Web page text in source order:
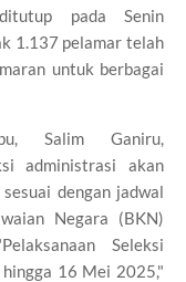
pada Senin
1.137 pelamar telah
untuk berbagai
Salim Ganiru,
administrasi akan
dengan jadwal
Negara (BKN)
Seleksi
16 Mei 2025,"